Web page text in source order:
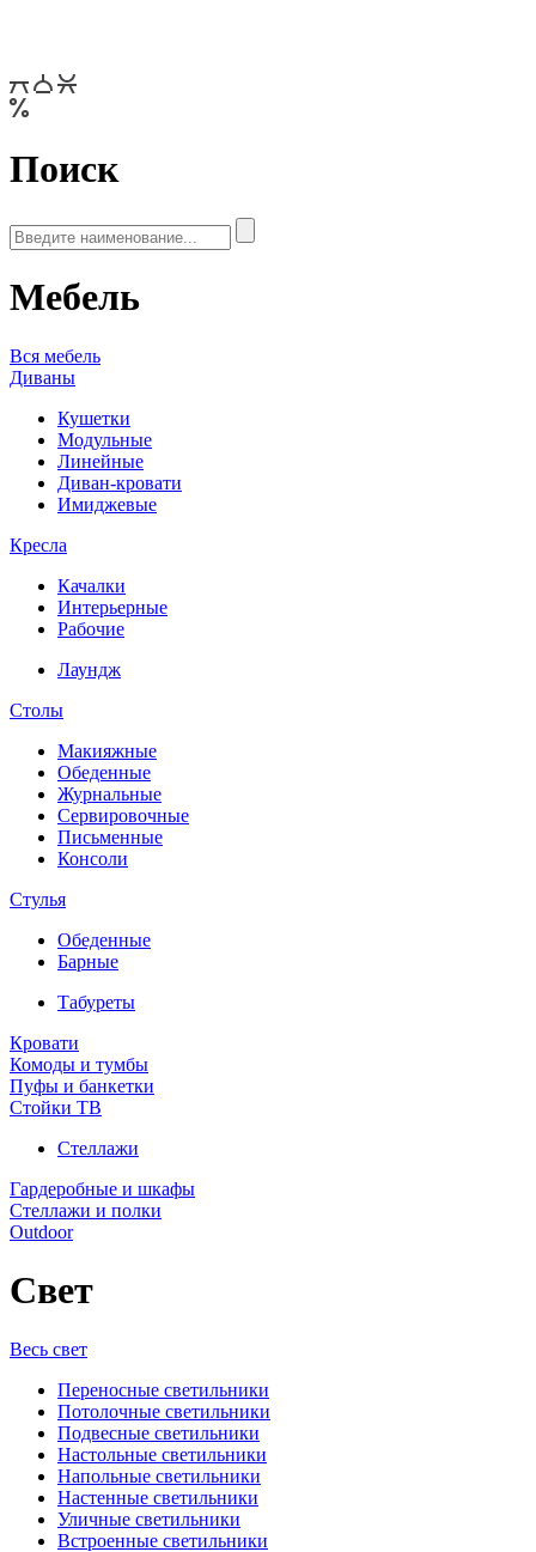
Поиск
Мебель
Вся мебель
Диваны
Кушетки
Модульные
Линейные
Диван-кровати
Имиджевые
Кресла
Качалки
Интерьерные
Рабочие
Лаундж
Столы
Макияжные
Обеденные
Журнальные
Сервировочные
Письменные
Консоли
Стулья
Обеденные
Барные
Табуреты
Кровати
Комоды и тумбы
Пуфы и банкетки
Стойки ТВ
Стеллажи
Гардеробные и шкафы
Стеллажи и полки
Outdoor
Свет
Весь свет
Переносные светильники
Потолочные светильники
Подвесные светильники
Настольные светильники
Напольные светильники
Настенные светильники
Уличные светильники
Встроенные светильники